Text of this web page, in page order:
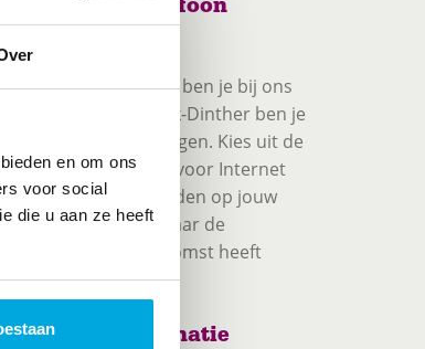
en om ons
voor social
die u aan ze heeft
Bloofoon
abonnement? Dan ben je bij ons
Bloofoon Heeswijk-Dinther ben je
KPN-aanbiedingen. Kies uit de
5G-snelheid! Of ga voor Internet
de mogelijkheden op jouw
glasvezel? Vraag naar de
hiervoor in de toekomst heeft
bij Telecombinatie